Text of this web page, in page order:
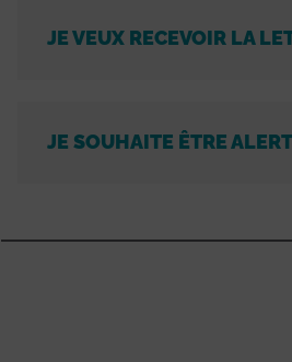
JE VEUX RECEVOIR LA
JE SOUHAITE ÊTRE